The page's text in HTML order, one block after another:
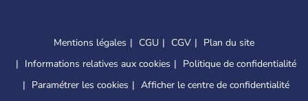
Mentions légales CGU CGV
Plan du site
Informations relatives aux cookies
Politique de confidentialité
Paramétrer les cookies
Afficher le centre de confidentialité